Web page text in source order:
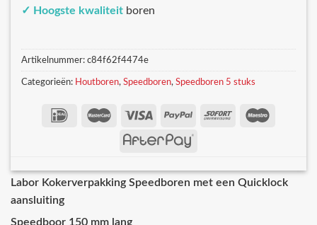
✓ Hoogste kwaliteit boren
Artikelnummer: c84f62f4474e
Categorieën: Houtboren, Speedboren, Speedboren 5 stuks
Labor Kokerverpakking Speedboren met een Quicklock
aansluiting
Speedboor 150 mm lang